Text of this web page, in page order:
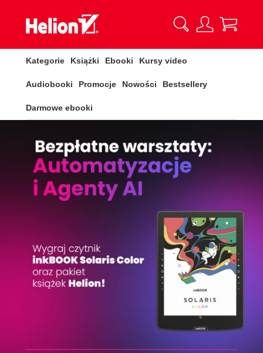
Kategorie Książki Ebooki Kursy video
Audiobooki Promocje Nowości Bestsellery
Darmowe ebooki